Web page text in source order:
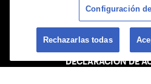
POLÍTICA DE
ENCUENTRA
DECLARACIÓN DE
Configuración
Rechazarlas todas